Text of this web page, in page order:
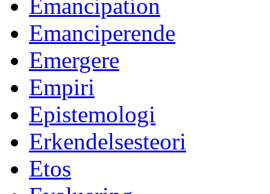
Emancipation
Emanciperende
Emergere
Empiri
Epistemologi
Erkendelsesteori
Etos